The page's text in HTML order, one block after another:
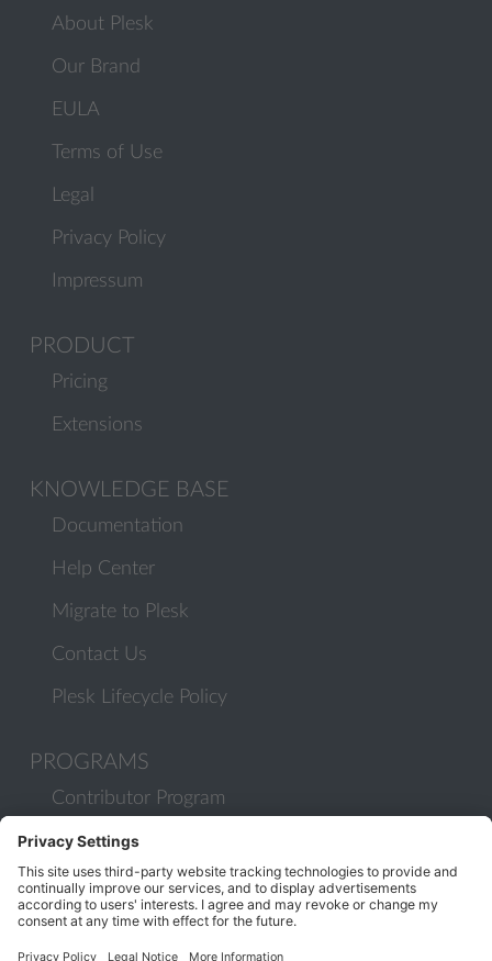
About Plesk
Our Brand
EULA
Terms of Use
Legal
Privacy Policy
Impressum
PRODUCT
Pricing
Extensions
KNOWLEDGE BASE
Documentation
Help Center
Migrate to Plesk
Contact Us
Plesk Lifecycle Policy
PROGRAMS
Contributor Program
Partner Program
COMMUNITY